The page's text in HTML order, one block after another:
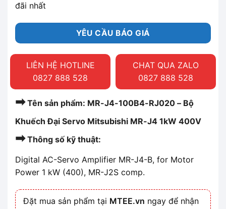
đãi nhất
YÊU CẦU BÁO GIÁ
LIÊN HỆ HOTLINE
0827 888 528
CHAT QUA ZALO
0827 888 528
➡Tên sản phẩm: MR-J4-100B4-RJ020 – Bộ
Khuếch Đại Servo Mitsubishi MR-J4 1kW 400V
➡Thông số kỹ thuật:
Digital AC-Servo Amplifier MR-J4-B, for Motor
Power 1 kW (400), MR-J2S comp.
Đặt mua sản phẩm tại MTEE.vn ngay để nhận